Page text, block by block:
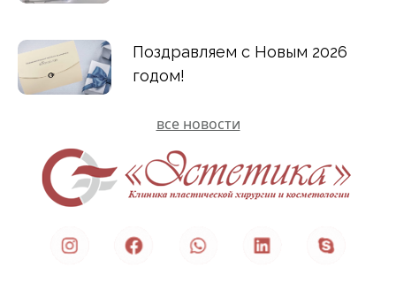
Поздравляем с Новым 2026
годом!
все новости